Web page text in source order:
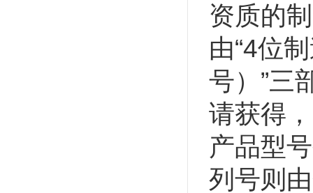
资质的
由“4位
号）”三
请获得
产品型
列号则